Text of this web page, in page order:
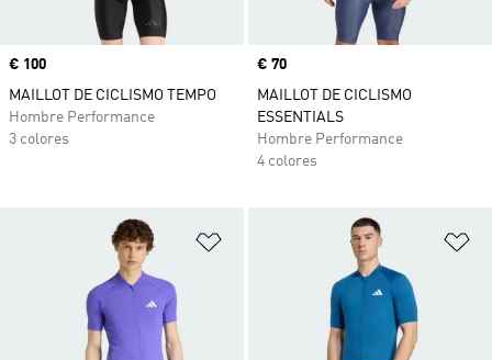
Precio
€ 100
MAILLOT DE CICLISMO TEMPO
Hombre Performance
3 colores
Precio
€ 70
MAILLOT DE CICLISMO
ESSENTIALS
Hombre Performance
4 colores
Añadir a la lista de deseos